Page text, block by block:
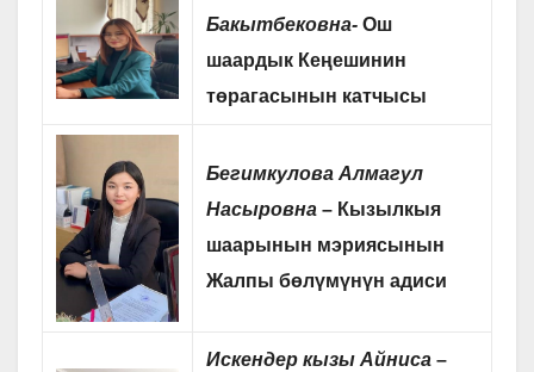
Бакытбековна- Ош
шаардык Кеңешинин
төрагасынын катчысы
Бегимкулова Алмагул
Насыровна – Кызылкыя
шаарынын мэриясынын
Жалпы бөлүмүнүн адиси
Искендер кызы Айниса –